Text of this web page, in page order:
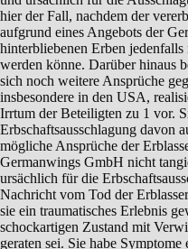
hier der Fall, nachdem der
aufgrund eines Angebots der
hinterbliebenen Erben
werden könne. Darüber hinaus
sich noch weitere Ansprüche
insbesondere in den USA,
Irrtum der Beteiligten zu 1 vor.
Erbschaftsausschlagung davon
mögliche Ansprüche der
Germanwings GmbH nicht
ursächlich für die
Nachricht vom Tod der
sie ein traumatisches Erlebnis
schockartigen Zustand mit
geraten sei. Sie habe Symptome